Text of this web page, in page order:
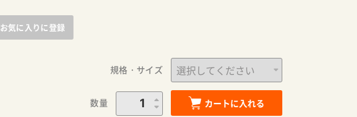
お気に入りに登録
規格・サイズ
数量 カートに入れる